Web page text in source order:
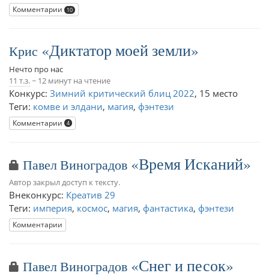
Комментарии 10
Крис Диктатор моей земли
Нечто про нас
11 т.з.~ 12 минут на чтение
Конкурс: Зимний критический блиц 2022, 15 место
Теги: комве и элдани, магия, фэнтези
Комментарии 4
Павел Виноградов Время Исканий
Автор закрыл доступ к тексту.
Внеконкурс: Креатив 29
Теги: империя, космос, магия, фантастика, фэнтези
Комментарии
Павел Виноградов Снег и песок